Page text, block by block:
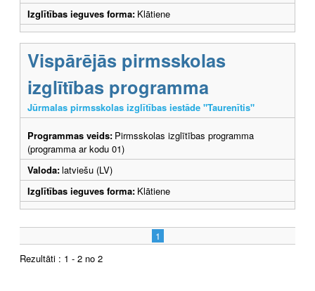
Izglītības ieguves forma: Klātiene
Vispārējās pirmsskolas
izglītības programma
Jūrmalas pirmsskolas izglītības iestāde "Taurenītis"
Programmas veids: Pirmsskolas izglītības programma
(programma ar kodu 01)
Valoda:latviešu (LV)
Izglītības ieguves forma: Klātiene
1
Rezultāti : 1 - 2 no 2